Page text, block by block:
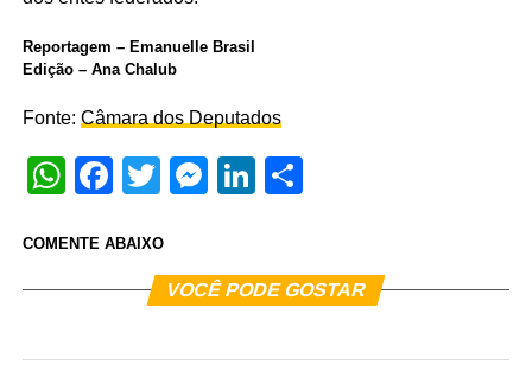
Reportagem – Emanuelle Brasil
Edição – Ana Chalub
Fonte: Câmara dos Deputados
WhatsApp
Facebook
TwitterMessenger
LinkedIn
COMENTE ABAIXO
VOCÊ PODE GOSTAR